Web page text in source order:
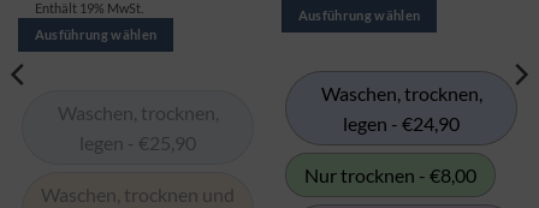
bis
€28,90
Enthält 19% MwSt.
Ausführung wählen
mehreren
Varianten.
Waschen, trocknen,
legen - €25,90
Waschen, trocknen und
€27,90
Ausführung wählen
Varianten.
Die
Optionen
können
auf
Waschen, trocknen,
legen - €24,90
Nur trocknen - €8,00